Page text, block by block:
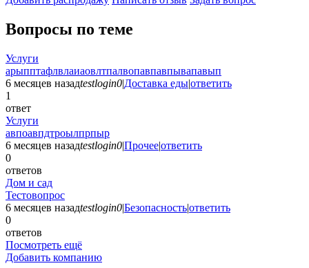
Вопросы по теме
Услуги
арыпптафлвлаиаовлтпалвопавпавпывапавып
6 месяцев назадtestlogin0|Доставка еды|ответить
1
ответ
Услуги
авпоавпдтроылпрпыр
6 месяцев назадtestlogin0|Прочее|ответить
0
ответов
Дом и сад
Тестовопрос
6 месяцев назадtestlogin0|Безопасность|ответить
0
ответов
Посмотреть ещё
Добавить компанию